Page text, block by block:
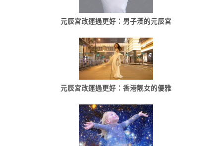
元辰宮改運過更好：男子漢的元辰宮
元辰宮改運過更好：香港靓女的優雅